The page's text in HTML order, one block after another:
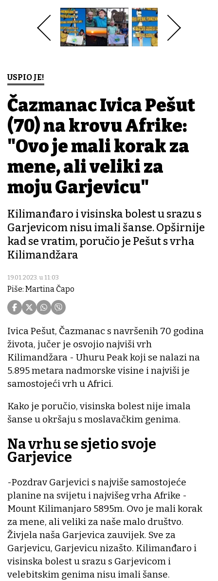
USPIO JE!
Čazmanac Ivica Pešut
(70) na krovu Afrike:
"Ovo je mali korak za
mene, ali veliki za
moju Garjevicu"
Kilimanđaro i visinska bolest u srazu s
Garjevicom nisu imali šanse. Opširnije
kad se vratim, poručio je Pešut s vrha
Kilimandžara
19.01.2023. u 11:03
Piše: Martina Čapo
Ivica Pešut, Čazmanac s navršenih 70 godina
života, jučer je osvojio najviši vrh
Kilimandžara - Uhuru Peak koji se nalazi na
5.895 metara nadmorske visine i najviši je
samostojeći vrh u Africi.
Kako je poručio, visinska bolest nije imala
šanse u okršaju s moslavačkim genima.
Na vrhu se sjetio svoje
Garjevice
-Pozdrav Garjevici s najviše samostojeće
planine na svijetu i najvišeg vrha Afrike -
Mount Kilimanjaro 5895m. Ovo je mali korak
za mene, ali veliki za naše malo društvo.
Živjela naša Garjevica zauvijek. Sve za
Garjevicu, Garjevicu nizašto. Kilimanđaro i
visinska bolest u srazu s Garjevicom i
velebitskim genima nisu imali šanse.